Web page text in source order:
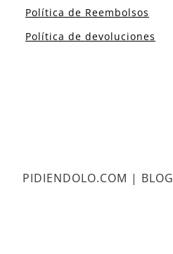
Política de Reembolsos
Política de devoluciones
PIDIENDOLO.COM | BLOG